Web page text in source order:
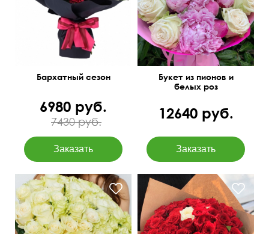
см 40 см
Бархатный сезон
6980 руб.
7430 руб.
Букет из пионов и
белых роз
12640 руб.